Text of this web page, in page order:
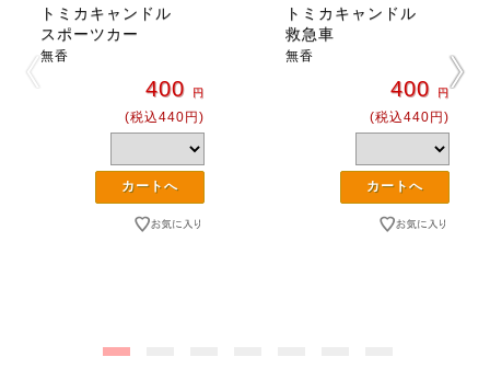
トミカキャンドル
スポーツカー
無香
400 円
(税込440円)
トミカキャンドル
救急車
無香
400 円
(税込440円)